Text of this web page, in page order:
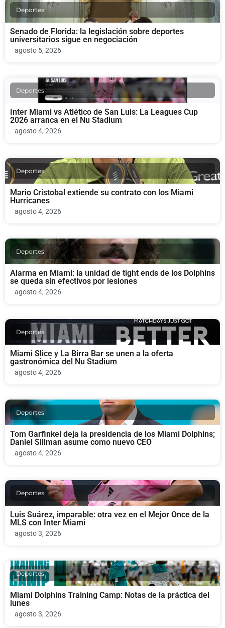
Deportes
Senado de Florida: la legislación sobre deportes
universitarios sigue en negociación
agosto 5, 2026
Deportes
Inter Miami vs Atlético de San Luis: La Leagues Cup
2026 arranca en el Nu Stadium
agosto 4, 2026
Deportes
Mario Cristobal extiende su contrato con los Miami
Hurricanes
agosto 4, 2026
Deportes
Alarma en Miami: la unidad de tight ends de los Dolphins
se queda sin efectivos por lesiones
agosto 4, 2026
Deportes
Miami Slice y La Birra Bar se unen a la oferta
gastronómica del Nu Stadium
agosto 4, 2026
Deportes
Tom Garfinkel deja la presidencia de los Miami Dolphins;
Daniel Sillman asume como nuevo CEO
agosto 4, 2026
Deportes
Luis Suárez, imparable: otra vez en el Mejor Once de la
MLS con Inter Miami
agosto 3, 2026
Deportes
Miami Dolphins Training Camp: Notas de la práctica del
lunes
agosto 3, 2026